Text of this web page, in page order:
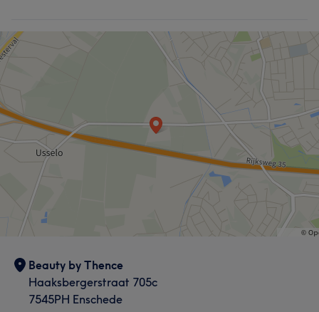
Beauty by Thence
Haaksbergerstraat 705c
7545PH Enschede